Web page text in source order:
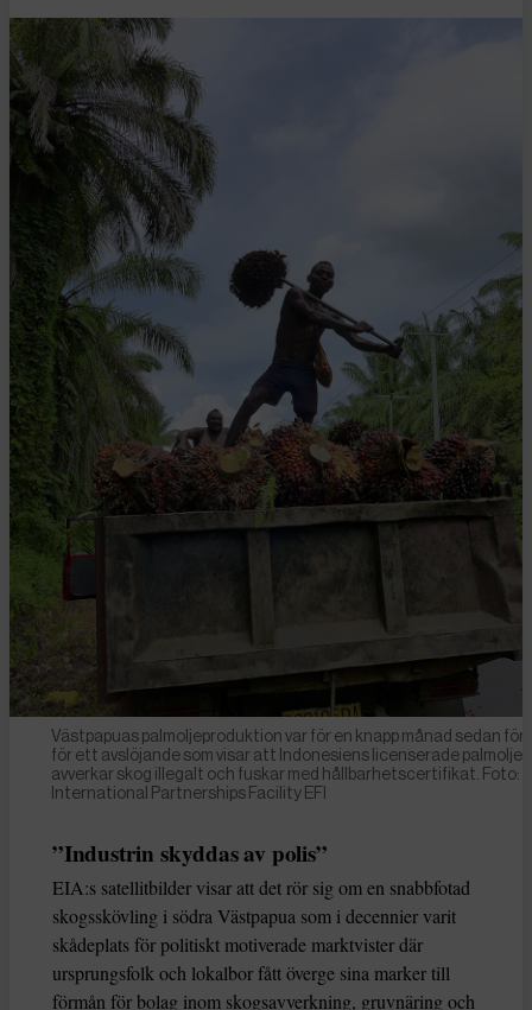
Västpapuas palmoljeproduktion var för en knapp månad sedan
för ett avslöjande som visar att Indonesiens licenserade
avverkar skog illegalt och fuskar med hållbarhetscertifikat. Foto:
International Partnerships Facility EFI
”Industrin skyddas av polis”
EIA:s satellitbilder visar att det rör sig om en snabbfotad
skogsskövling i södra Västpapua som i decennier varit
skådeplats för politiskt motiverade marktvister där
ursprungsfolk och lokalbor fått överge sina marker till
förmån för bolag inom skogsavverkning, gruvnäring och